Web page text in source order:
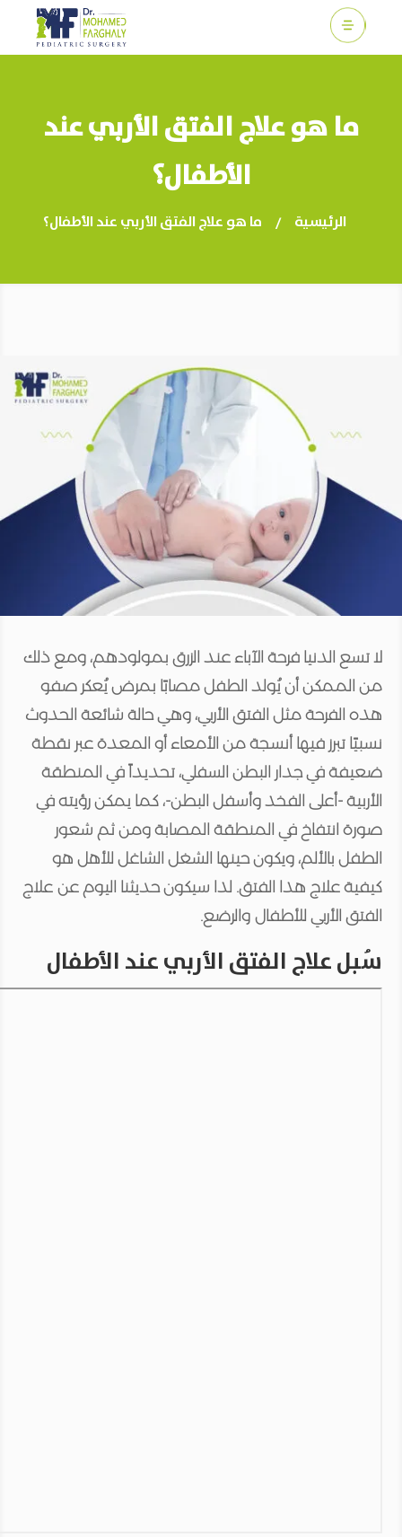
c
ما هو علاج الفتق الأربي عند
الأطفال؟
الرئيسية / ما هو علاج الفتق الأربي عند الأطفال؟
لا تسع الدنيا فرحة الآباء عند الزرق بمولودهم، ومع ذلك
من الممكن أن يُولد الطفل مصابًا بمرض يُعكر صفو
هذه الفرحة مثل الفتق الأربي، وهي حالة شائعة الحدوث
نسبيًا تبرز فيها أنسجة من الأمعاء أو المعدة عبر نقطة
ضعيفة في جدار البطن السفلي، تحديداً في المنطقة
الأربية -أعلى الفخذ وأسفل البطن-، كما يمكن رؤيته في
صورة انتفاخ في المنطقة المصابة ومن ثم شعور
الطفل بالألم، ويكون حينها الشغل الشاغل للأهل هو
كيفية علاج هذا الفتق. لذا سيكون حديثنا اليوم عن علاج
الفتق الأربي للأطفال والرضع.
سُبل علاج الفتق الأربي عند الأطفال